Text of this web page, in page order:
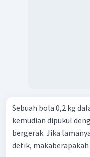
Sebuah bola 0,2 kg
kemudian dipukul
bergerak. Jika
detik,